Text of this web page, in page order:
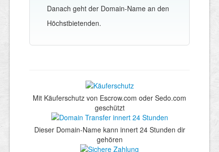
Danach geht der Domain-Name an den
Höchstbietenden.
Mit Käuferschutz von Escrow.com oder Sedo.com
geschützt
Dieser Domain-Name kann innert 24 Stunden dir
gehören